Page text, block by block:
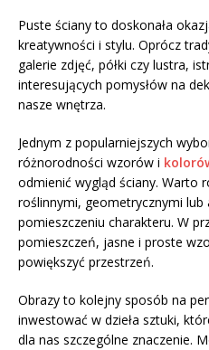
Puste ściany to doskonała
kreatywności i stylu. Oprócz
galerie zdjęć, półki czy lustra,
interesujących pomysłów na
nasze wnętrza.
Jednym z popularniejszych
różnorodności wzorów i
odmienić wygląd ściany. Warto
roślinnymi, geometrycznymi
pomieszczeniu charakteru. W
pomieszczeń, jasne i proste
powiększyć przestrzeń.
Obrazy to kolejny sposób na
inwestować w dzieła sztuki,
dla nas szczególne znaczenie.